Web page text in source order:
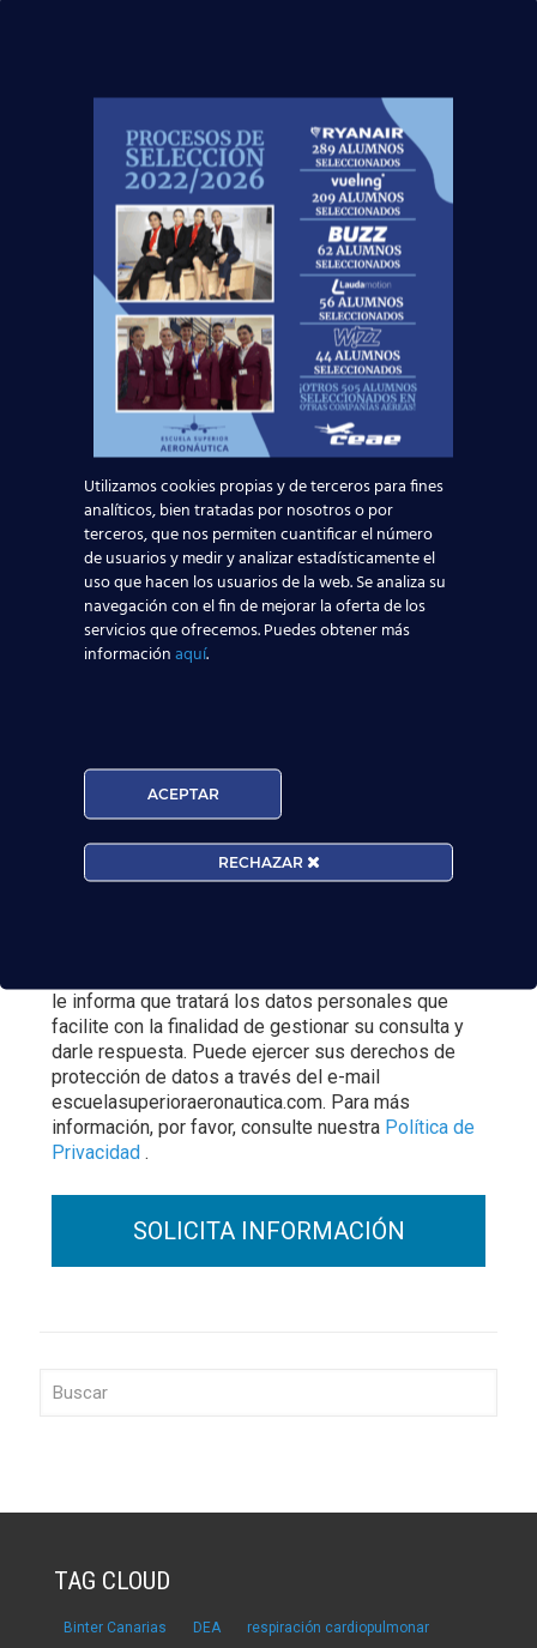
¡Últimas plazas! Nuevo Curso TCP en Madrid
– Tercer cuatrimestre 2026
Leer más
Nuevas rutas en España y por qué la aviación
te busca en 2026
Leer más
le informa que tratará los datos personales que
facilite con la finalidad de gestionar su consulta y
darle respuesta. Puede ejercer sus derechos de
protección de datos a través del e-mail
escuelasuperioraeronautica.com. Para más
información, por favor, consulte nuestra Política de
Privacidad .
TAG CLOUD
Binter Canarias DEA respiración cardiopulmonar
Utilizamos cookies propias y de terceros para fines
analíticos, bien tratadas por nosotros o por
terceros, que nos permiten cuantificar el número
de usuarios y medir y analizar estadísticamente el
uso que hacen los usuarios de la web. Se analiza su
navegación con el fin de mejorar la oferta de los
servicios que ofrecemos. Puedes obtener más
informaciónaquí.
ACEPTAR
RECHAZAR